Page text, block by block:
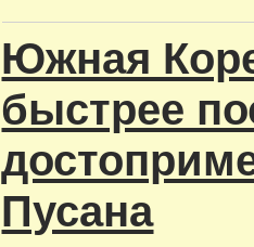
Южная
быстрее
Пусана